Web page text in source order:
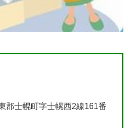
郡士幌町字士幌西2線161番